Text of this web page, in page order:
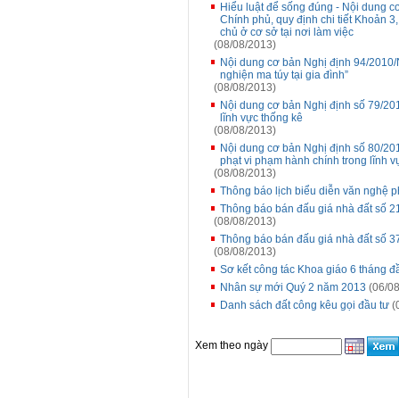
Hiểu luật để sống đúng - Nội dung
Chính phủ, quy định chi tiết Khoản
chủ ở cơ sở tại nơi làm việc
(08/08/2013)
Nội dung cơ bản Nghị định 94/
nghiện ma túy tại gia đình”
(08/08/2013)
Nội dung cơ bản Nghị định số 79/
lĩnh vực thống kê
(08/08/2013)
Nội dung cơ bản Nghị định số 80/
phạt vi phạm hành chính trong lĩnh
(08/08/2013)
Thông báo lịch biểu diễn văn nghệ
Thông báo bán đấu giá nhà đất số
(08/08/2013)
Thông báo bán đấu giá nhà đất số
(08/08/2013)
Sơ kết công tác Khoa giáo 6 tháng
Nhân sự mới Quý 2 năm 2013 (06/
Danh sách đất công kêu gọi đầu tư
Xem theo ngày